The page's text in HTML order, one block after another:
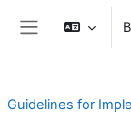
Перейти к
Боковая